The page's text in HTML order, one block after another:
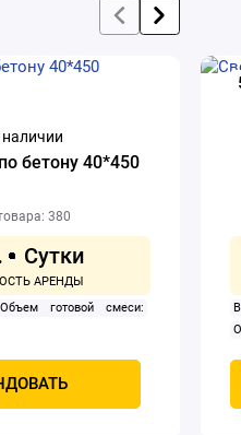
наличии
бетону 40*450
380
Объем готовой смеси: